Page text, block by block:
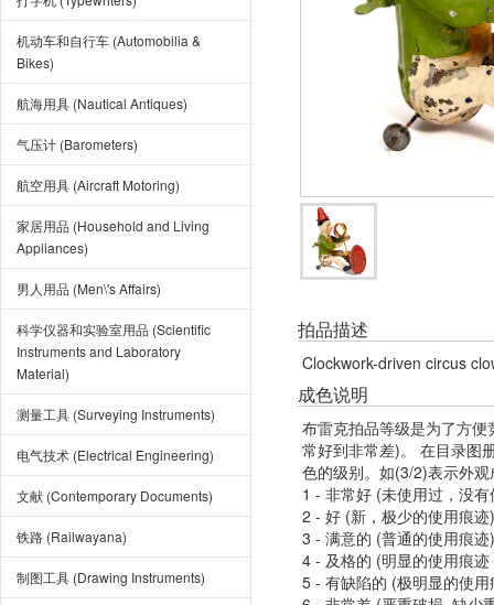
机动车和自行车 (Automobilia &
Bikes)
航海用具 (Nautical Antiques)
气压计 (Barometers)
航空用具 (Aircraft Motoring)
家居用品 (Household and Living
Appliances)
男人用品 (Men\'s Affairs)
科学仪器和实验室用品 (Scientific
Instruments and Laboratory
Material)
测量工具 (Surveying Instruments)
电气技术 (Electrical Engineering)
文献 (Contemporary Documents)
铁路 (Railwayana)
制图工具 (Drawing Instruments)
拍品描述
Clockwork-driven circus
成色说明
布雷克拍品等级是为了方
常好到非常差)。 在目录图
色的级别。如(3/2)表示外
1 - 非常好 (未使用过，没
2 - 好 (新，极少的使用痕迹)
3 - 满意的 (普通的使用痕迹)
4 - 及格的 (明显的使用痕
5 - 有缺陷的 (极明显的使